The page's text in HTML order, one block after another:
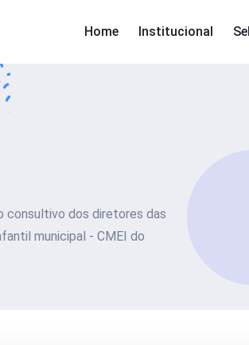
Home Institucional
consultivo dos diretores das
municipal - CMEI do